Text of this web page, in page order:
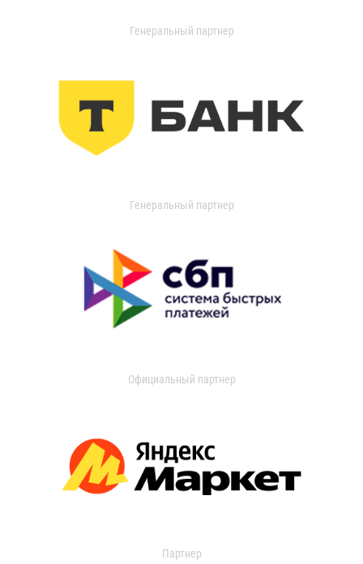
Генеральный партнер
Генеральный партнер
Официальный партнер
Партнер